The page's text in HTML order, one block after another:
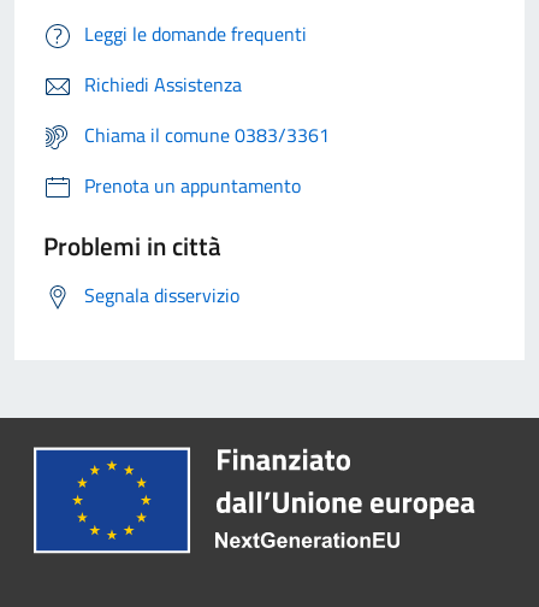
Leggi le domande frequenti
Richiedi Assistenza
Chiama il comune 0383/3361
Prenota un appuntamento
Problemi in città
Segnala disservizio